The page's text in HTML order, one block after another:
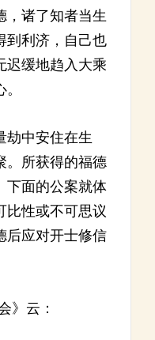
，诸了知者当生
到利济，自己也
迟缓地趋入大乘
劫中安住在生
。所获得的福德
下面的公案就体
比性或不可思议
后应对开士修信
》云：